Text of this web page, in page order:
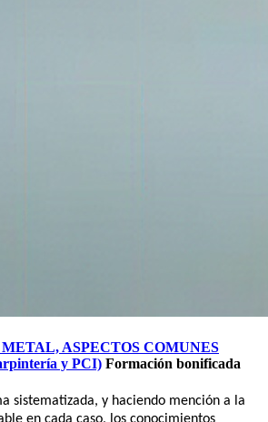
ASPECTOS COMUNES
y PCI) Formación bonificada
sistematizada, y haciendo mención a la
en cada caso, los conocimientos